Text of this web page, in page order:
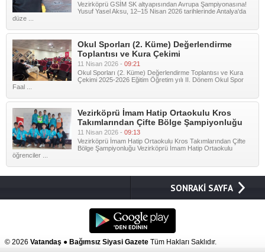
Vezirköprü GSİM SK altyapısından Avrupa Şampiyonasına!
Yusuf Yasel Aksu, 12–15 Nisan 2026 tarihlerinde Antalya'da
düze ...
Okul Sporları (2. Küme) Değerlendirme
Toplantısı ve Kura Çekimi
11 Nisan 2026 - 09:21
Okul Sporları (2. Küme) Değerlendirme Toplantısı ve Kura
Çekimi 2025-2026 Eğitim Öğretim yılı II. Dönem Okul Spor
Faal ...
Vezirköprü İmam Hatip Ortaokulu Kros
Takımlarından Çifte Bölge Şampiyonluğu
11 Nisan 2026 - 09:13
Vezirköprü İmam Hatip Ortaokulu Kros Takımlarından Çifte
Bölge Şampiyonluğu Vezirköprü İmam Hatip Ortaokulu
öğrenciler ...
SONRAKİ SAYFA
© 2026 Vatandaş ● Bağımsız Siyasi Gazete Tüm Hakları Saklıdır.